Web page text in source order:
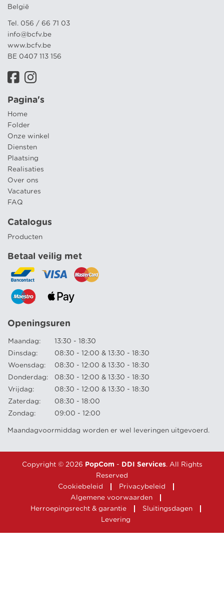
België
Tel. 056 / 66 71 03
info@bcfv.be
www.bcfv.be
BE 0407 113 156
Pagina's
Home
Folder
Onze winkel
Diensten
Plaatsing
Realisaties
Over ons
Vacatures
FAQ
Catalogus
Producten
Betaal veilig met
Openingsuren
Maandag:
13:30 - 18:30
Dinsdag:
08:30 - 12:00 & 13:30 - 18:30
Woensdag:
08:30 - 12:00 & 13:30 - 18:30
Donderdag:
08:30 - 12:00 & 13:30 - 18:30
Vrijdag:
08:30 - 12:00 & 13:30 - 18:30
Zaterdag:
08:30 - 18:00
Zondag:
09:00 - 12:00
Maandagvoormiddag worden er wel leveringen uitgevoerd.
Copyright © 2026 PopCom - DDI Services. All Rights
Reserved
Cookiebeleid
Privacybeleid
Algemene voorwaarden
Herroepingsrecht & garantie
Sluitingsdagen
Levering